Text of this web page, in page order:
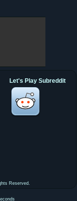
Let's Play Subreddit
Reserved.